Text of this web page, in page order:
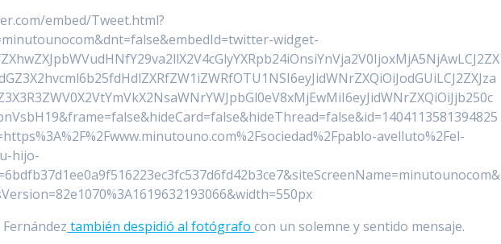
embed/Tweet.html?
widget-
avelluto%2Fel-
hijo-
también despidió al fotógrafocon un solemne y sentido mensaje.